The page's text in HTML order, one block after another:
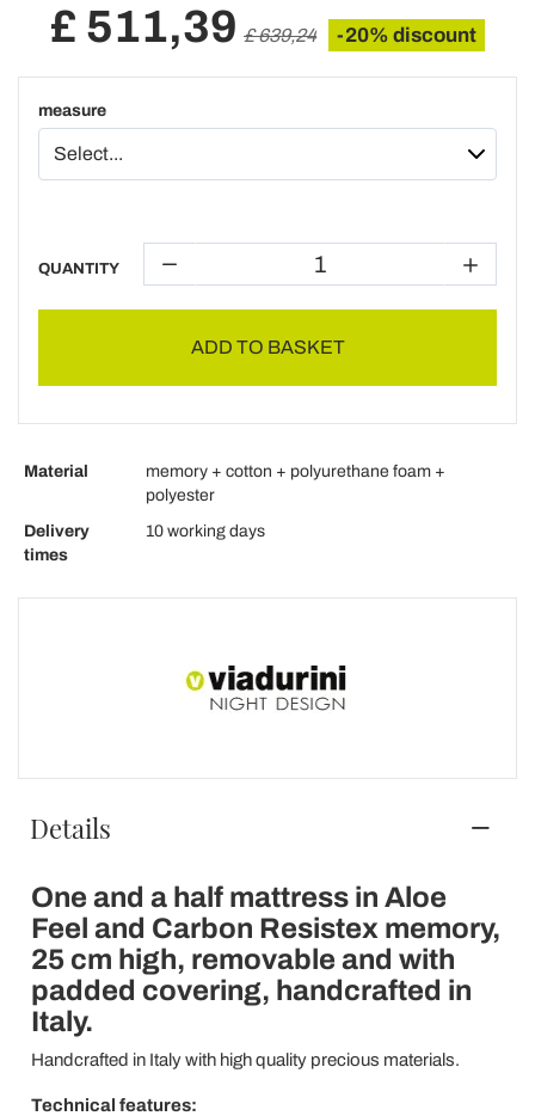
£ 511,39 £ 639,24 -20% discount
measure
QUANTITY
ADD TO BASKET
Material
memory + cotton + polyurethane foam +
polyester
Delivery
times
10 working days
Details
One and a half mattress in Aloe
Feel and Carbon Resistex memory,
25 cm high, removable and with
padded covering, handcrafted in
Italy.
Handcrafted in Italy with high quality precious materials.
Technical features: